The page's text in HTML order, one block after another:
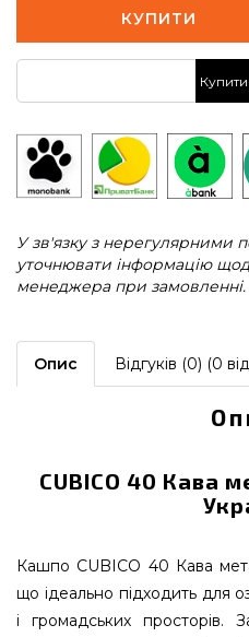
КУПИТИ
Купити
У зв'язку з нерегулярними
уточнювати інформацію
менеджера при замовленні.
Опис Відгуків (0) (0
CUBICO 40 Кава
Кашпо CUBICO 40 Кава
що ідеально підходить для
і громадських просторів.